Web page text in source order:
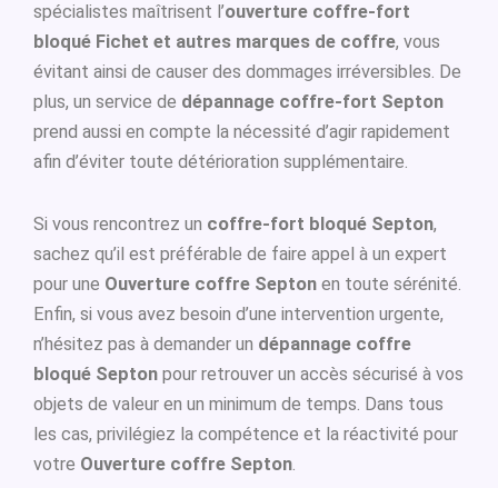
spécialistes maîtrisent l’ouverture coffre-fort
bloqué Fichet et autres marques de coffre, vous
évitant ainsi de causer des dommages irréversibles. De
plus, un service de dépannage coffre-fort Septon
prend aussi en compte la nécessité d’agir rapidement
afin d’éviter toute détérioration supplémentaire.
Si vous rencontrez un coffre-fort bloqué Septon,
sachez qu’il est préférable de faire appel à un expert
pour une Ouverture coffre Septon en toute sérénité.
Enfin, si vous avez besoin d’une intervention urgente,
n’hésitez pas à demander un dépannage coffre
bloqué Septon pour retrouver un accès sécurisé à vos
objets de valeur en un minimum de temps. Dans tous
les cas, privilégiez la compétence et la réactivité pour
votre Ouverture coffre Septon.